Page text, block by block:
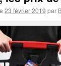
23 février 2019 par